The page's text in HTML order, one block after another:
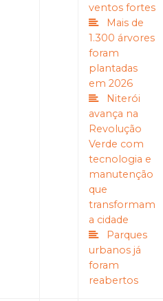
ventos fortes
Mais de
1.300 árvores
foram
plantadas
em 2026
Niterói
avança na
Revolução
Verde com
tecnologia e
manutenção
que
transformam
a cidade
Parques
urbanos já
foram
reabertos